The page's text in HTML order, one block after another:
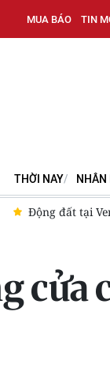
MUA BÁO TIN
THỜI NAY NHÂN
Bộ Ngoại
cửa